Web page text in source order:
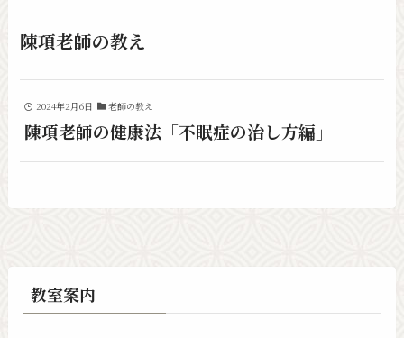
陳項老師の教え
2024年2月6日 老師の教え
陳項老師の健康法「不眠症の治し方編」
教室案内